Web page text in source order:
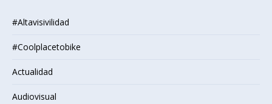
#Altavisivilidad
#Coolplacetobike
Actualidad
Audiovisual